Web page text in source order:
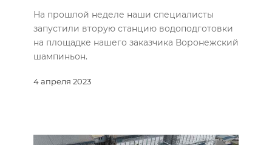
4 апреля 2023
На прошлой неделе наши специалисты
запустили вторую станцию водоподготовки
на площадке нашего заказчика Воронежский
шампиньон.